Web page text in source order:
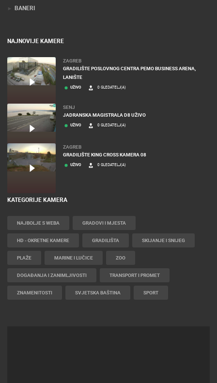
BANERI
NAJNOVIJE KAMERE
ZAGREB
GRADILIŠTE POSLOVNOG CENTRA PEMO BUSINESS ARENA,
LANIŠTE
UŽIVO 0 GLEDATELJ(A)
SENJ
JADRANSKA MAGISTRALA D8 UŽIVO
UŽIVO 0 GLEDATELJ(A)
ZAGREB
GRADILIŠTE KING CROSS KAMERA 08
UŽIVO 0 GLEDATELJ(A)
KATEGORIJE KAMERA
NAJBOLJE S WEBA GRADOVI I MJESTA
HD - OKRETNE KAMERE GRADILIŠTA SKIJANJE I SNIJEG
PLAŽE MARINE I LUČICE ZOO
DOGAĐANJA I ZANIMLJIVOSTI TRANSPORT I PROMET
ZNAMENITOSTI SVJETSKA BAŠTINA SPORT